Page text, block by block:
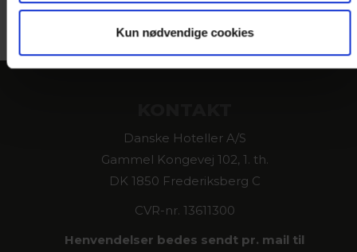
Kun nødvendige cookies
Danske Hoteller A/S
Gammel Kongevej 102, 1. th.
DK 1850 Frederiksberg C
CVR-nr. 13611300
Henvendelser bedes sendt pr. mail til